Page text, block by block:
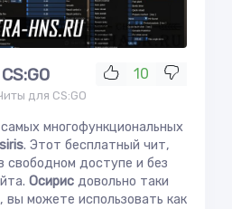
10
для CS:GO
многофункциональных
. Этот бесплатный чит,
свободном доступе и без
Осирис довольно таки
вы можете использовать как